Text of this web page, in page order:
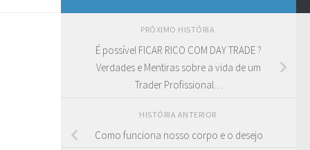
PRÓXIMO HISTÓRIA
É possível FICAR RICO COM DAY TRADE ?
Verdades e Mentiras sobre a vida de um
Trader Profissional…
HISTÓRIA ANTERIOR
Como funciona nosso corpo e o desejo